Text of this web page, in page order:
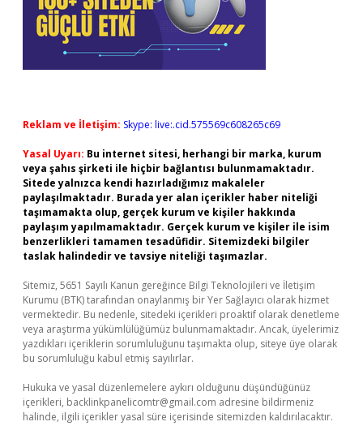
Reklam ve İletişim: Skype: live:.cid.575569c608265c69
Yasal Uyarı: Bu internet sitesi, herhangi bir marka, kurum
veya şahıs şirketi ile hiçbir bağlantısı bulunmamaktadır.
Sitede yalnızca kendi hazırladığımız makaleler
paylaşılmaktadır. Burada yer alan içerikler haber niteliği
taşımamakta olup, gerçek kurum ve kişiler hakkında
paylaşım yapılmamaktadır. Gerçek kurum ve kişiler ile isim
benzerlikleri tamamen tesadüfidir. Sitemizdeki bilgiler
taslak halindedir ve tavsiye niteliği taşımazlar.
Sitemiz, 5651 Sayılı Kanun gereğince Bilgi Teknolojileri ve İletişim
Kurumu (BTK) tarafından onaylanmış bir Yer Sağlayıcı olarak hizmet
vermektedir. Bu nedenle, sitedeki içerikleri proaktif olarak denetleme
veya araştırma yükümlülüğümüz bulunmamaktadır. Ancak, üyelerimiz
yazdıkları içeriklerin sorumluluğunu taşımakta olup, siteye üye olarak
bu sorumluluğu kabul etmiş sayılırlar.
Hukuka ve yasal düzenlemelere aykırı olduğunu düşündüğünüz
içerikleri, backlinkpanelicomtr@gmail.com adresine bildirmeniz
halinde, ilgili içerikler yasal süre içerisinde sitemizden kaldırılacaktır.